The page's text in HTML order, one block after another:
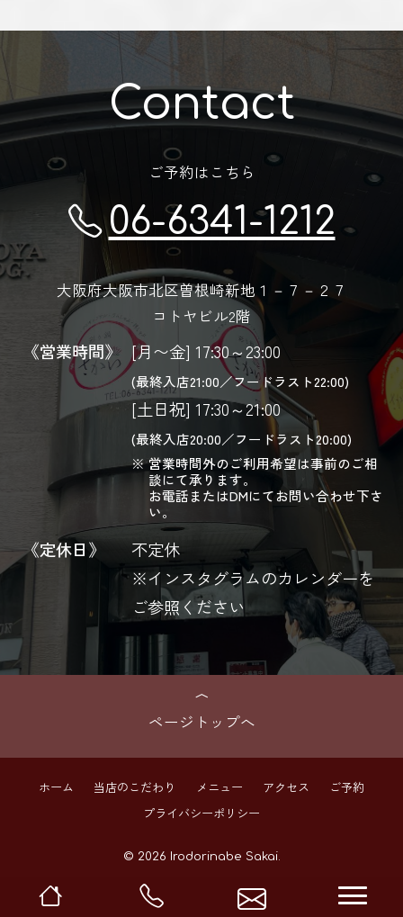
Contact
ご予約はこちら
06-6341-1212
大阪府大阪市北区曽根崎新地１－７－２７
コトヤビル2階
《営業時間》 [月〜金] 17:30～23:00
(最終入店21:00／フードラスト22:00)
[土日祝] 17:30～21:00
(最終入店20:00／フードラスト20:00)
営業時間外のご利用希望は事前のご相
談にて承ります。
お電話またはDMにてお問い合わせ下さ
い。
《定休日》
不定休
※インスタグラムのカレンダーを
ご参照ください
ページトップへ
ホーム 当店のこだわり メニュー アクセス
ご予約
プライバシーポリシー
© 2026 Irodorinabe Sakai.